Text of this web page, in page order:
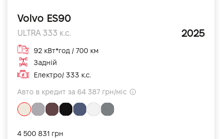
Volvo ES90
ULTRA 333 к.с. 2025
92 кВт*год / 700 км
Задній
Електро/ 333 к.с.
Авто в кредит за 64 387 грн/міс
4 500 831 грн